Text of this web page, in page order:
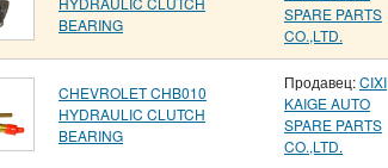
BEARING
SPARE PARTS
CO.,LTD.
CHEVROLET CHB010
HYDRAULIC CLUTCH
BEARING
Продавец:CIXI
KAIGE AUTO
SPARE PARTS
CO.,LTD.